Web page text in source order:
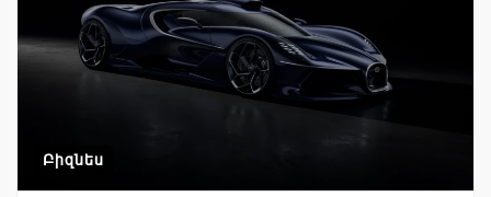
Բիզնես